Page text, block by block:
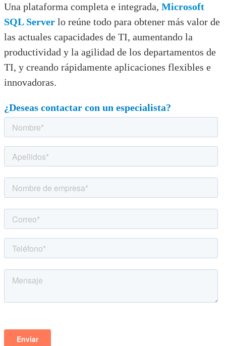
Una plataforma completa e integrada, Microsoft
SQL Server lo reúne todo para obtener más valor de
las actuales capacidades de TI, aumentando la
productividad y la agilidad de los departamentos de
TI, y creando rápidamente aplicaciones flexibles e
innovadoras.
¿Deseas contactar con un especialista?